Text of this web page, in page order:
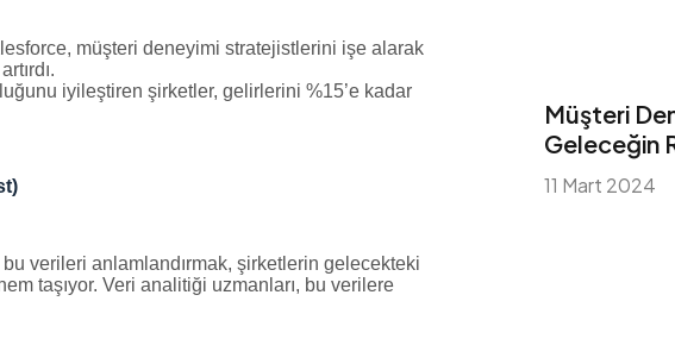
müşteri deneyimi stratejistlerini işe alarak
iyileştiren şirketler, gelirlerini %15’e kadar
verileri anlamlandırmak, şirketlerin gelecekteki
taşıyor. Veri analitiği uzmanları, bu verilere
Müşteri
Geleceğin
11 Mart 2024